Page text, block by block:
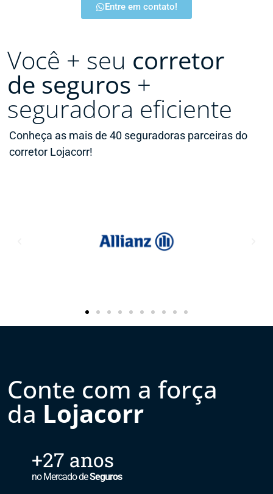
Entre em contato!
Você + seu corretor
de seguros +
seguradora eficiente
Conheça as mais de 40 seguradoras parceiras do
corretor Lojacorr!
Conte com a força
da Lojacorr
+27 anos
no Mercado deSeguros